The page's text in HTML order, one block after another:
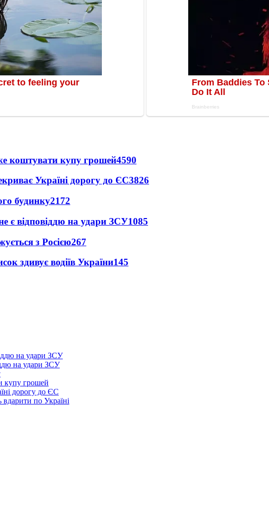
коштувати купу грошей4590
Україні дорогу до ЄС3826
будинку2172
є відповіддю на удари ЗСУ1085
з Росією267
здивує водіїв України145
на удари ЗСУ
купу грошей
дорогу до ЄС
по Україні